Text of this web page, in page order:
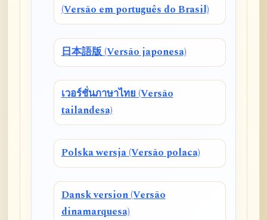
(Versão em português do Brasil)
日本語版 (Versão japonesa)
เวอร์ชั่นภาษาไทย (Versão
tailandesa)
Polska wersja (Versão polaca)
Dansk version (Versão
dinamarquesa)